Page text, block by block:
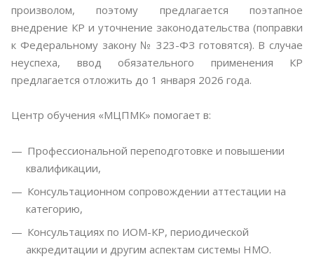
произволом, поэтому предлагается поэтапное
внедрение КР и уточнение законодательства (поправки
к Федеральному закону № 323-ФЗ готовятся). В случае
неуспеха, ввод обязательного применения КР
предлагается отложить до 1 января 2026 года.
Центр обучения «МЦПМК» помогает в:
Профессиональной переподготовке и повышении
квалификации,
Консультационном сопровождении аттестации на
категорию,
Консультациях по ИОМ-КР, периодической
аккредитации и другим аспектам системы НМО.